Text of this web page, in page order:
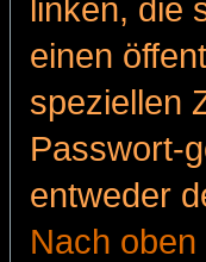
linken, die
einen
speziellen
Passwort-
entweder
Nach oben